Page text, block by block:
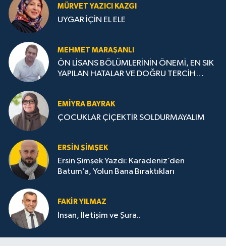
MÜRVET YAZICI KAZGI
UYGAR İÇİN EL ELE
MEHMET MARAŞANLI
ÖN LİSANS BÖLÜMLERİNİN ÖNEMİ, EN SIK
YAPILAN HATALAR VE DOĞRU TERCİH
EMIYRA BAYRAK
ÇOCUKLAR ÇİÇEKTİR SOLDURMAYALIM
ERSIN ŞIMŞEK
Ersin Şimşek Yazdı: Karadeniz’den
Batum’a, Yolun Bana Bıraktıkları
FAKIR YILMAZ
İnsan, İletişim ve Şura..